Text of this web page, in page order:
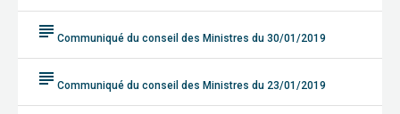
subject Communiqué du conseil des Ministres du 30/01/2019
subject Communiqué du conseil des Ministres du 23/01/2019